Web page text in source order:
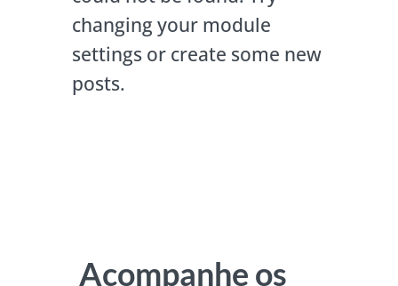
changing your module
settings or create some new
posts.
Acompanhe os